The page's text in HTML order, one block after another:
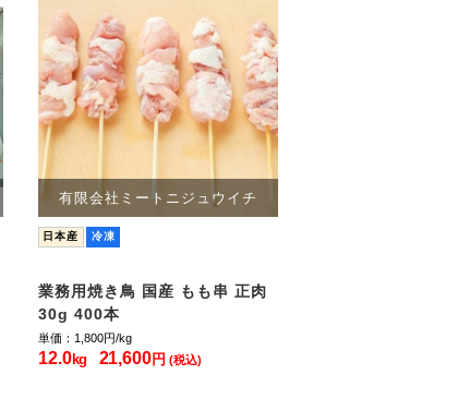
有限会社ミートニジュウイチ
日本産 冷凍
業務用焼き鳥 国産 もも串 正肉
30g 400本
単価：1,800円/kg
12.0kg 21,600円(税込)